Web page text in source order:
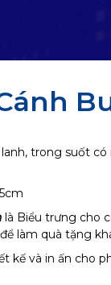
trong suốt
là Biểu trưng cho
làm quà tặng
kế và in ấn cho